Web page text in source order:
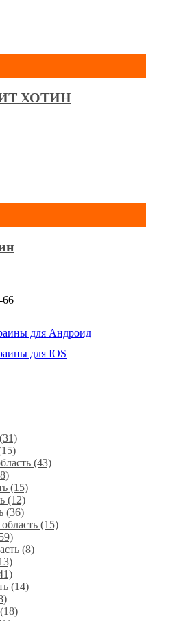
ХОТИН
66
(43)
(15)
(12)
(36)
(15)
(8)
(14)